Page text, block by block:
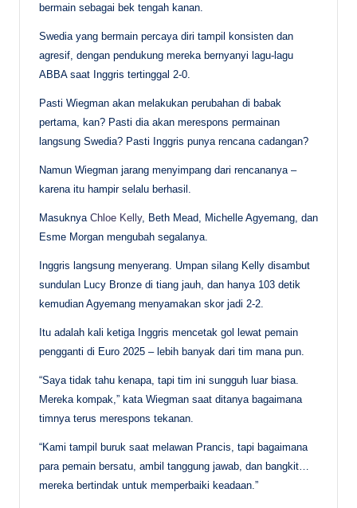
bermain sebagai bek tengah kanan.
Swedia yang bermain percaya diri tampil konsisten dan
agresif, dengan pendukung mereka bernyanyi lagu-lagu
ABBA saat Inggris tertinggal 2-0.
Pasti Wiegman akan melakukan perubahan di babak
pertama, kan? Pasti dia akan merespons permainan
langsung Swedia? Pasti Inggris punya rencana cadangan?
Namun Wiegman jarang menyimpang dari rencananya –
karena itu hampir selalu berhasil.
Masuknya Chloe Kelly, Beth Mead, Michelle Agyemang, dan
Esme Morgan mengubah segalanya.
Inggris langsung menyerang. Umpan silang Kelly disambut
sundulan Lucy Bronze di tiang jauh, dan hanya 103 detik
kemudian Agyemang menyamakan skor jadi 2-2.
Itu adalah kali ketiga Inggris mencetak gol lewat pemain
pengganti di Euro 2025 – lebih banyak dari tim mana pun.
“Saya tidak tahu kenapa, tapi tim ini sungguh luar biasa.
Mereka kompak,” kata Wiegman saat ditanya bagaimana
timnya terus merespons tekanan.
“Kami tampil buruk saat melawan Prancis, tapi bagaimana
para pemain bersatu, ambil tanggung jawab, dan bangkit…
mereka bertindak untuk memperbaiki keadaan.”